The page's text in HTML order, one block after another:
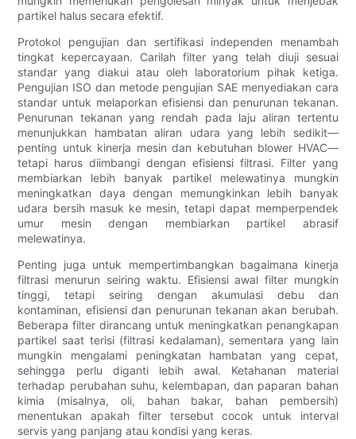
partikel halus secara efektif.
Protokol pengujian dan sertifikasi independen menambah
tingkat kepercayaan. Carilah filter yang telah diuji sesuai
standar yang diakui atau oleh laboratorium pihak ketiga.
Pengujian ISO dan metode pengujian SAE menyediakan cara
standar untuk melaporkan efisiensi dan penurunan tekanan.
Penurunan tekanan yang rendah pada laju aliran tertentu
menunjukkan hambatan aliran udara yang lebih sedikit—
penting untuk kinerja mesin dan kebutuhan blower HVAC—
tetapi harus diimbangi dengan efisiensi filtrasi. Filter yang
membiarkan lebih banyak partikel melewatinya mungkin
meningkatkan daya dengan memungkinkan lebih banyak
udara bersih masuk ke mesin, tetapi dapat memperpendek
umur mesin dengan membiarkan partikel abrasif
melewatinya.
Penting juga untuk mempertimbangkan bagaimana kinerja
filtrasi menurun seiring waktu. Efisiensi awal filter mungkin
tinggi, tetapi seiring dengan akumulasi debu dan
kontaminan, efisiensi dan penurunan tekanan akan berubah.
Beberapa filter dirancang untuk meningkatkan penangkapan
partikel saat terisi (filtrasi kedalaman), sementara yang lain
mungkin mengalami peningkatan hambatan yang cepat,
sehingga perlu diganti lebih awal. Ketahanan material
terhadap perubahan suhu, kelembapan, dan paparan bahan
kimia (misalnya, oli, bahan bakar, bahan pembersih)
menentukan apakah filter tersebut cocok untuk interval
servis yang panjang atau kondisi yang keras.